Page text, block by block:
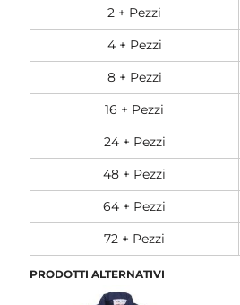
2 + Pezzi
4 + Pezzi
8 + Pezzi
16 + Pezzi
24 + Pezzi
48 + Pezzi
64 + Pezzi
72 + Pezzi
PRODOTTI ALTERNATIVI